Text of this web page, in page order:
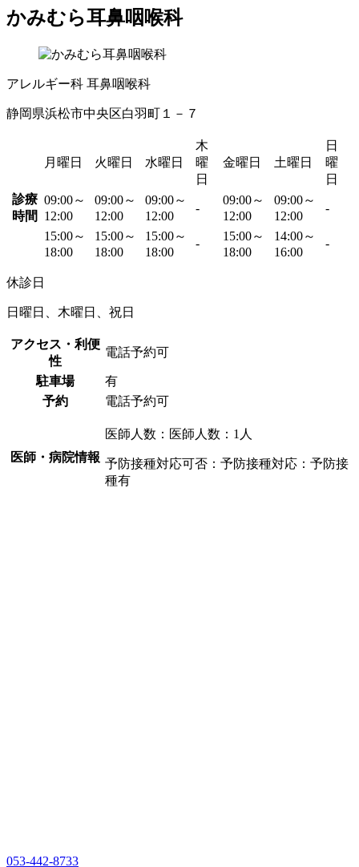
かみむら耳鼻咽喉科
アレルギー科 耳鼻咽喉科
静岡県浜松市中央区白羽町１－７
月曜日 火曜日 水曜日
木
曜
日
金曜日 土曜日
日
曜
日
診療
時間
09:00～
12:00
09:00～
12:00
09:00～
12:00
-
09:00～
12:00
09:00～
12:00
-
15:00～
18:00
15:00～
18:00
15:00～
18:00
-
15:00～
18:00
14:00～
16:00
-
休診日
日曜日、木曜日、祝日
アクセス・利便
性
電話予約可
駐車場
有
予約
電話予約可
医師・病院情報
医師人数：医師人数：1人
予防接種対応可否：予防接種対応：予防接
種有
053-442-8733